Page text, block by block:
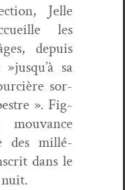
Jelle
les
depuis
sa
sor­
». Fig­
des mil­lé­
dans le